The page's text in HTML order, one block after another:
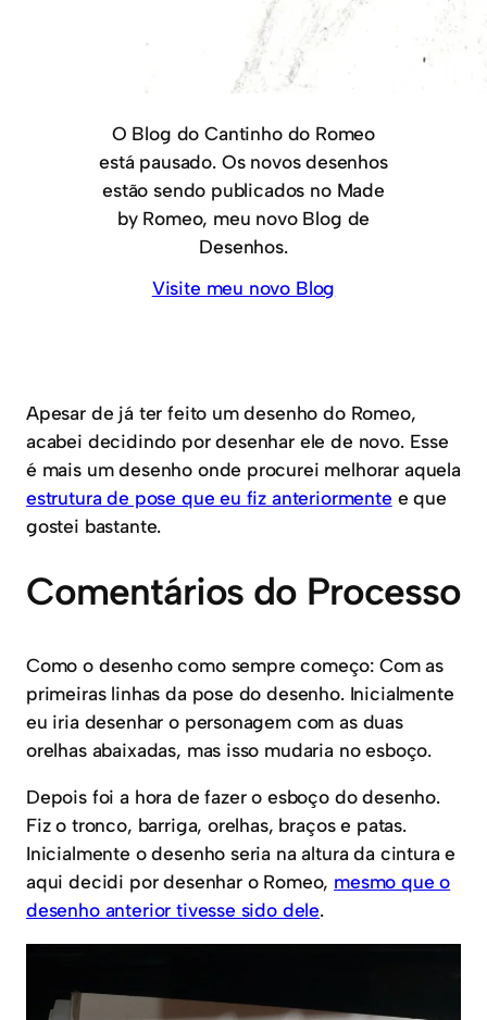
O Blog do Cantinho do Romeo
está pausado. Os novos desenhos
estão sendo publicados no Made
by Romeo, meu novo Blog de
Desenhos.
Visite meu novo Blog
Apesar de já ter feito um desenho do Romeo,
acabei decidindo por desenhar ele de novo. Esse
é mais um desenho onde procurei melhorar aquela
estrutura de pose que eu fiz anteriormente e que
gostei bastante.
Comentários do Processo
Como o desenho como sempre começo: Com as
primeiras linhas da pose do desenho. Inicialmente
eu iria desenhar o personagem com as duas
orelhas abaixadas, mas isso mudaria no esboço.
Depois foi a hora de fazer o esboço do desenho.
Fiz o tronco, barriga, orelhas, braços e patas.
Inicialmente o desenho seria na altura da cintura e
aqui decidi por desenhar o Romeo, mesmo que o
desenho anterior tivesse sido dele.